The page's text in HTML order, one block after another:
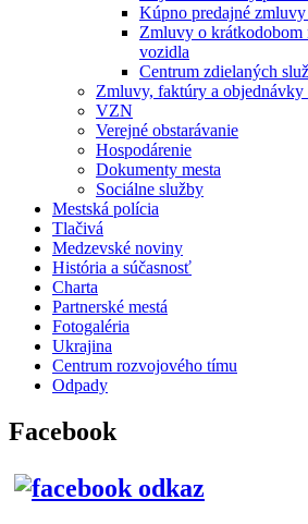
Kúpno predajné
Zmluvy o krátkodobom
vozidla
Centrum zdielaných
Zmluvy, faktúry a
VZN
Verejné obstarávanie
Hospodárenie
Dokumenty mesta
Sociálne služby
Mestská polícia
Tlačivá
Medzevské noviny
História a súčasnosť
Charta
Partnerské mestá
Fotogaléria
Ukrajina
Centrum rozvojového tímu
Odpady
Facebook